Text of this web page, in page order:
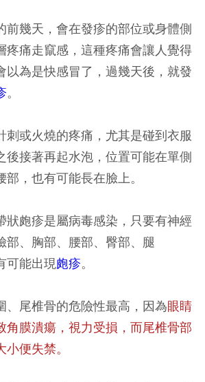
前幾天，會在發疹的部位或身體側
疼痛走竄感，這種疼痛會讓人覺得
以為是快感冒了，過幾天後，就發
。
刺或火燒的疼痛，尤其是碰到衣服
後接著再起水泡，位置可能在單側
，也有可能長在臉上。
狀皰疹是屬病毒感染，只要有神經
部、胸部、腰部、臀部、腿
能出現皰疹。
、尾椎骨的危險性最高，因為眼睛
角膜潰瘍，視力受損，而尾椎骨部
便失禁。